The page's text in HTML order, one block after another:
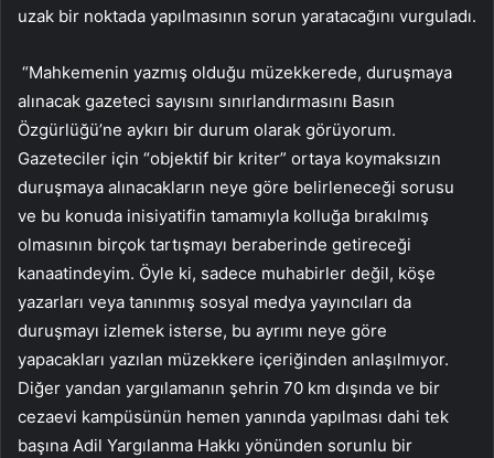
uzak bir noktada yapılmasının sorun yaratacağını vurguladı.
“Mahkemenin yazmış olduğu müzekkerede, duruşmaya
alınacak gazeteci sayısını sınırlandırmasını Basın
Özgürlüğü’ne aykırı bir durum olarak görüyorum.
Gazeteciler için “objektif bir kriter” ortaya koymaksızın
duruşmaya alınacakların neye göre belirleneceği sorusu
ve bu konuda inisiyatifin tamamıyla kolluğa bırakılmış
olmasının birçok tartışmayı beraberinde getireceği
kanaatindeyim. Öyle ki, sadece muhabirler değil, köşe
yazarları veya tanınmış sosyal medya yayıncıları da
duruşmayı izlemek isterse, bu ayrımı neye göre
yapacakları yazılan müzekkere içeriğinden anlaşılmıyor.
Diğer yandan yargılamanın şehrin 70 km dışında ve bir
cezaevi kampüsünün hemen yanında yapılması dahi tek
başına Adil Yargılanma Hakkı yönünden sorunlu bir